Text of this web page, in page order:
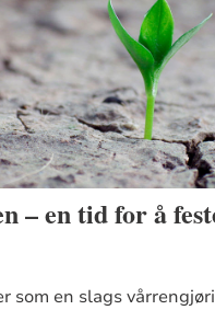
– en tid for å
som en slags